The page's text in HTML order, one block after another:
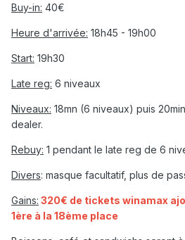
Buy-in: 40€
Heure d'arrivée: 18h45 - 19h00
Start: 19h30
Late reg: 6 niveaux
Niveaux: 18mn (6 niveaux) puis
dealer.
Rebuy: 1 pendant le late reg de 6
Divers: masque facultatif, plus de
Gains: 320€ de tickets winamax
1ère à la 18ème place